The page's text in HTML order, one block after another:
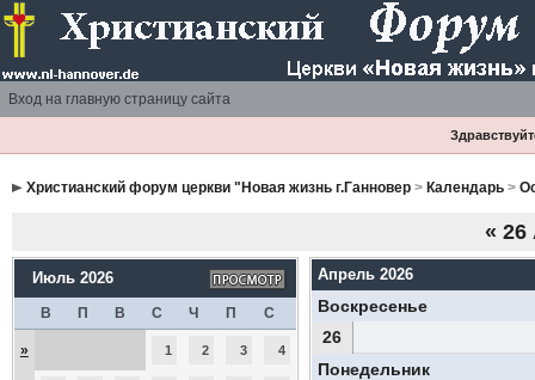
Вход на главную страницу сайта
Христианский форум церкви "Новая жизнь г.Ганновер> Календарь>
« 26
Июль 2026
В П В С Ч П С
» 1 2 3 4
Апрель 2026
Воскресенье
26
Понедельник